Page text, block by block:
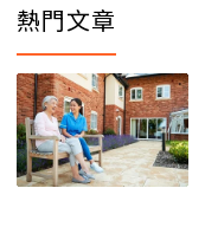
熱門文章